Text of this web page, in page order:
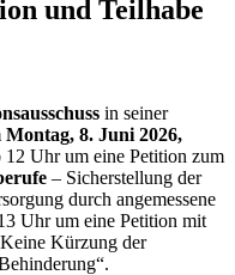
und Teilhabe
in seiner
Montag, 8. Juni 2026,
12 Uhr um eine Petition zum
– Sicherstellung der
durch angemessene
Uhr um eine Petition mit
Kürzung der